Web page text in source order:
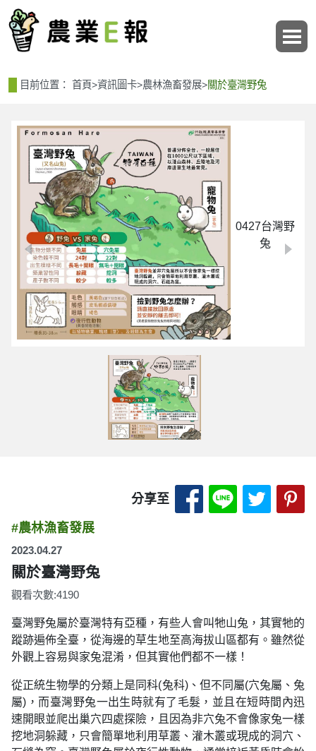
目前位置： 首頁>資訊圖卡>農林漁畜發展>關於臺灣野兔
0427台灣野
兔
分享至 分享至 Facebook-
分享至分享
#農林漁畜發展
2023.04.27
關於臺灣野兔
觀看次數:4190
臺灣野兔屬於臺灣特有亞種，有些人會叫牠山兔，其實牠的
蹤跡遍佈全臺，從海邊的草生地至高海拔山區都有。雖然從
外觀上容易與家兔混淆，但其實他們都不一樣！
從正統生物學的分類上是同科(兔科)、但不同屬(穴兔屬、兔
屬)，而臺灣野兔一出生時就有了毛髮，並且在短時間內迅
速開眼並爬出巢穴四處探險，且因為非穴兔不會像家兔一樣
挖地洞躲藏，只會簡單地利用草叢、灌木叢或現成的洞穴、